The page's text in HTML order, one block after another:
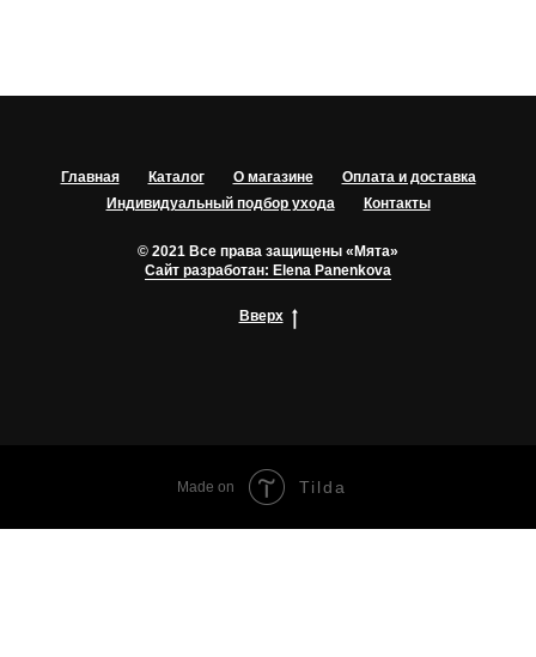
Главная Каталог О магазине
Оплата и доставка
Индивидуальный подбор ухода
Контакты
© 2021 Все права защищены «Мята»
Сайт разработан: Elena Panenkova
Вверх
Made on Tilda